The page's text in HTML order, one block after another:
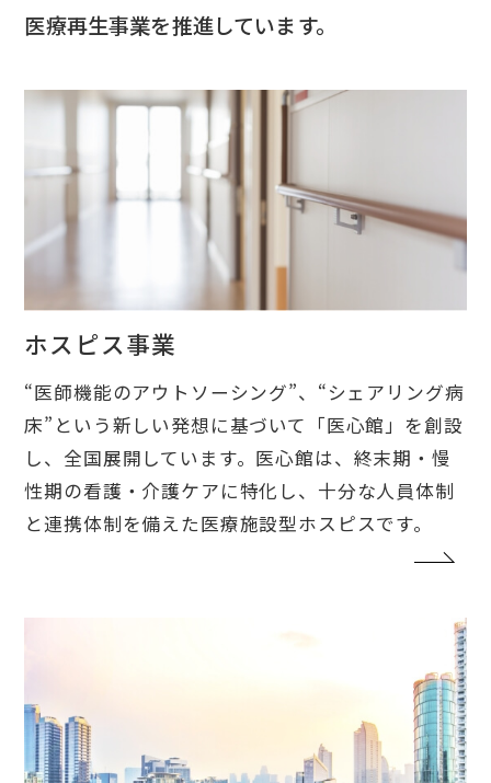
医療再生事業を推進しています。
ホスピス事業
“医師機能のアウトソーシング”、“シェアリング病
床”という新しい発想に基づいて「医心館」を創設
し、全国展開しています。医心館は、終末期・慢
性期の看護・介護ケアに特化し、十分な人員体制
と連携体制を備えた医療施設型ホスピスです。